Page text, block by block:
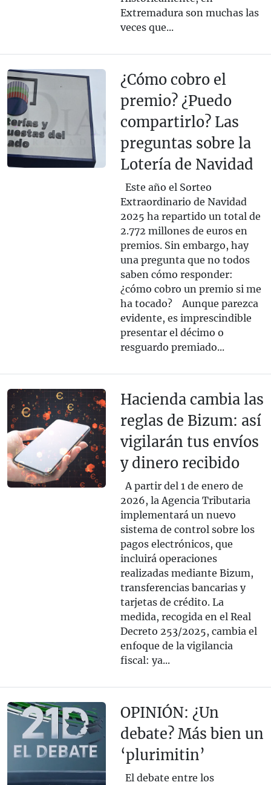
Extremadura son muchas las
veces que...
¿Cómo cobro el
premio? ¿Puedo
compartirlo? Las
preguntas sobre la
Lotería de Navidad
Este año el Sorteo
Extraordinario de Navidad
2025 ha repartido un total de
2.772 millones de euros en
premios. Sin embargo, hay
una pregunta que no todos
saben cómo responder:
¿cómo cobro un premio si me
ha tocado? Aunque parezca
evidente, es imprescindible
presentar el décimo o
resguardo premiado...
Hacienda cambia las
reglas de Bizum: así
vigilarán tus envíos
y dinero recibido
A partir del 1 de enero de
2026, la Agencia Tributaria
implementará un nuevo
sistema de control sobre los
pagos electrónicos, que
incluirá operaciones
realizadas mediante Bizum,
transferencias bancarias y
tarjetas de crédito. La
medida, recogida en el Real
Decreto 253/2025, cambia el
enfoque de la vigilancia
fiscal: ya...
OPINIÓN: ¿Un
debate? Más bien un
‘plurimitin’
El debate entre los